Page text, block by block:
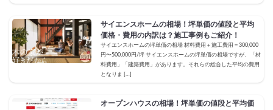
サイエンスホームの相場！坪単価の値段と平均
価格・費用の内訳は？施工事例もご紹介！
サイエンスホームの坪単価の相場 材料費用＋施工費用＝300,000
円〜500,000円/坪 サイエンスホームの坪単価の相場ですが、「材
料費用」「建築費用」があります。それらの総合した平均の費用
となりま […]
オープンハウスの相場！坪単価の値段と平均価